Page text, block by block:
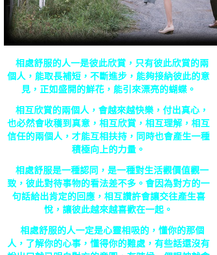
相處舒服的人一是彼此欣賞，只有彼此欣賞的兩
個人，能取長補短，不斷進步，能夠接納彼此的意
見，正如盛開的鮮花，能引來漂亮的蝴蝶。
相互欣賞的兩個人，會越來越快樂，付出真心，
也必然會收穫到真意，相互欣賞，相互理解，相互
信任的兩個人，才能互相扶持，同時也會產生一種
積極向上的力量。
相處舒服是一種認同，是一種對生活觀價值觀一
致，彼此對待事物的看法差不多。會因為對方的一
句話給出肯定的回應，相互讚許會讓交往產生喜
悅，讓彼此越來越喜歡在一起。
相處舒服的人一定是心靈相吸的，懂你的那個
人，了解你的心事，懂得你的難處，有些話還沒有